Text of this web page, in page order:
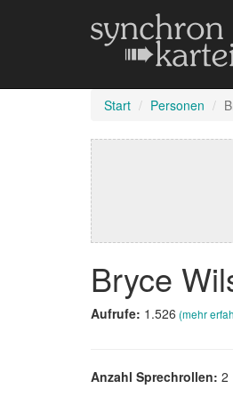
Start Personen
Bryce
Aufrufe: 1.526 (mehr
Anzahl Sprechrollen: 2